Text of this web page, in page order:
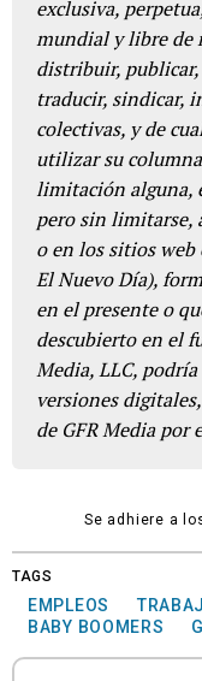
exclusiva,
mundial y libre de
distribuir, publicar,
traducir, sindicar,
colectivas, y de
utilizar su
limitación alguna,
pero sin limitarse,
o en los sitios
El Nuevo Día),
en el presente o
descubierto en el
Media, LLC,
versiones
de GFR Media por
Se adhiere a
TAGS
EMPLEOS
BABY BOOMERS